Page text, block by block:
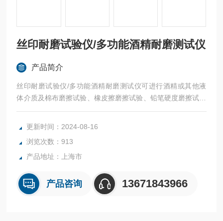
丝印耐磨试验仪/多功能酒精耐磨测试仪
产品简介
丝印耐磨试验仪/多功能酒精耐磨测试仪可进行酒精或其他液
体介质及棉布磨擦试验、橡皮擦磨擦试验、铅笔硬度磨擦试验
三种典型耐磨测试。
更新时间：2024-08-16
浏览次数：913
产品地址：上海市
产品咨询 13671843966